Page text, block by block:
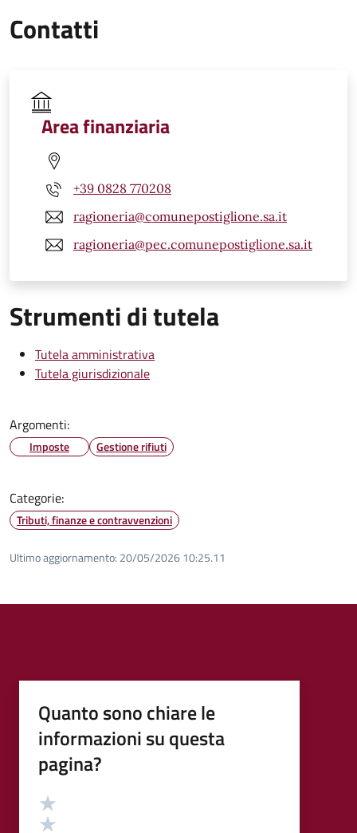
Contatti
Area finanziaria
+39 0828 770208
ragioneria@comunepostiglione.sa.it
ragioneria@pec.comunepostiglione.sa.it
Strumenti di tutela
Tutela amministrativa
Tutela giurisdizionale
Argomenti:
Imposte Gestione rifiuti
Categorie:
Tributi, finanze e contravvenzioni
Ultimo aggiornamento: 20/05/2026 10:25.11
Quanto sono chiare le
informazioni su questa
pagina?
Valutazione